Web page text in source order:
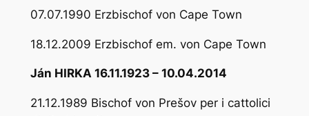
07.07.1990 Erzbischof von Cape Town
18.12.2009 Erzbischof em. von Cape Town
Ján HIRKA 16.11.1923 – 10.04.2014
21.12.1989 Bischof von Prešov per i cattolici